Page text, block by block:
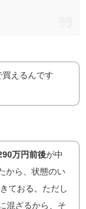
えるんです
万円前後が中
から、状態のい
ておる。ただし
混ざるから、そ